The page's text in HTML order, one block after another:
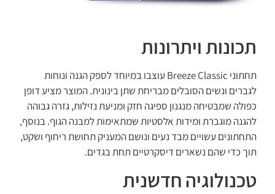
תכונות ויתרונות
תחתוני Breeze Classic עוצבו במיוחד לספק הגנה ונוחות
לגברים ונשים הסובלים מבריחת שתן בינונית. המוצר מציע דופן
כפולה שמבטיחה מנגנון ספיגה חזק ומניעת נזילות, גזרה גבוהה
להגנה מוגברת ומידות אלסטיות שמתאימות למבנה הגוף. בנוסף,
התחתונים עשויים מבד נעים ונושם המעניק תחושת ריחוף ושקט,
תוך כדי שהם נשארים דיסקרטיים תחת בגדים.
טכנולוגיה חדשנית